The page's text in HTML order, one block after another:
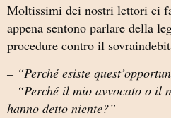
Moltissimi dei nostri lettori ci
appena sentono parlare della
procedure contro il
– “Perché esiste
– “Perché il mio avvocato o il
hanno detto niente?”